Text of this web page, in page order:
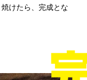
けたら、完成とな